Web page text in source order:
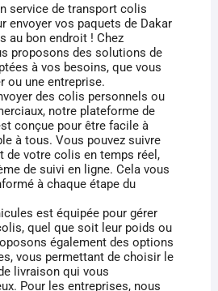
service de transport colis
envoyer vos paquets de Dakar
au bon endroit ! Chez
proposons des solutions de
à vos besoins, que vous
ou une entreprise.
des colis personnels ou
notre plateforme de
conçue pour être facile à
à tous. Vous pouvez suivre
de votre colis en temps réel,
de suivi en ligne. Cela vous
à chaque étape du
est équipée pour gérer
quel que soit leur poids ou
également des options
vous permettant de choisir le
livraison qui vous
Pour les entreprises, nous